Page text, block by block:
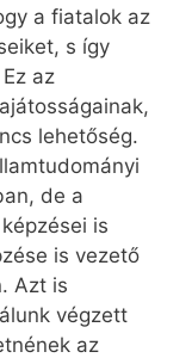
a fiatalok az
s így
az
lehetőség.
de a
is
is vezető
Azt is
végzett
az